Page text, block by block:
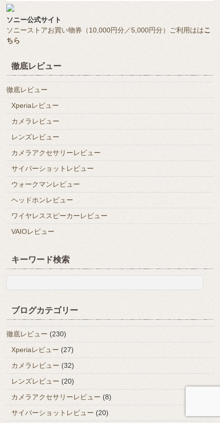
ソニー公式サイト
ソニーストアお買い物券（10,000円分／5,000円分）ご利用ははこ
ちら
徹底レビュー
徹底レビュー
Xperiaレビュー
カメラレビュー
レンズレビュー
カメラアクセサリーレビュー
サイバーショットレビュー
ウォークマンレビュー
ヘッドホンレビュー
ワイヤレススピーカーレビュー
VAIOレビュー
キーワード検索
ブログカテゴリー
徹底レビュー (230)
Xperiaレビュー (27)
カメラレビュー (32)
レンズレビュー (20)
カメラアクセサリーレビュー (8)
サイバーショットレビュー (20)